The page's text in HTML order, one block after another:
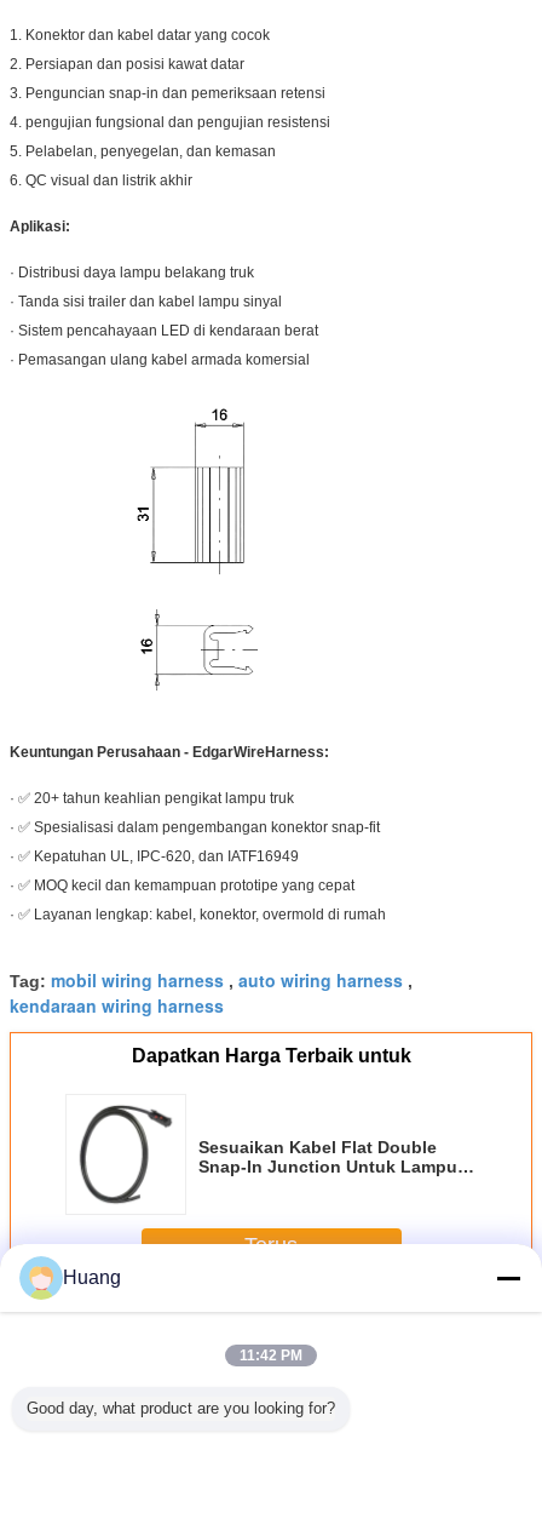
1. Konektor dan kabel datar yang cocok
2. Persiapan dan posisi kawat datar
3. Penguncian snap-in dan pemeriksaan retensi
4. pengujian fungsional dan pengujian resistensi
5. Pelabelan, penyegelan, dan kemasan
6. QC visual dan listrik akhir
Aplikasi:
· Distribusi daya lampu belakang truk
· Tanda sisi trailer dan kabel lampu sinyal
· Sistem pencahayaan LED di kendaraan berat
· Pemasangan ulang kabel armada komersial
Keuntungan Perusahaan - EdgarWireHarness:
· ✅ 20+ tahun keahlian pengikat lampu truk
· ✅ Spesialisasi dalam pengembangan konektor snap-fit
· ✅ Kepatuhan UL, IPC-620, dan IATF16949
· ✅ MOQ kecil dan kemampuan prototipe yang cepat
· ✅ Layanan lengkap: kabel, konektor, overmold di rumah
Tag: mobil wiring harness , auto wiring harness ,
kendaraan wiring harness
Dapatkan Harga Terbaik untuk
Sesuaikan Kabel Flat Double
Snap-In Junction Untuk Lampu
Terus
LebihOtomotif Wiring Harness
Huang
11:42 PM
Good day, what product are you looking for?